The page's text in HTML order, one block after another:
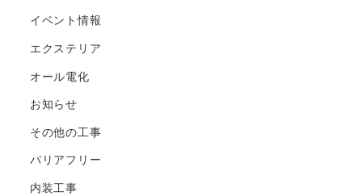
イベント情報
エクステリア
オール電化
お知らせ
その他の工事
バリアフリー
内装工事